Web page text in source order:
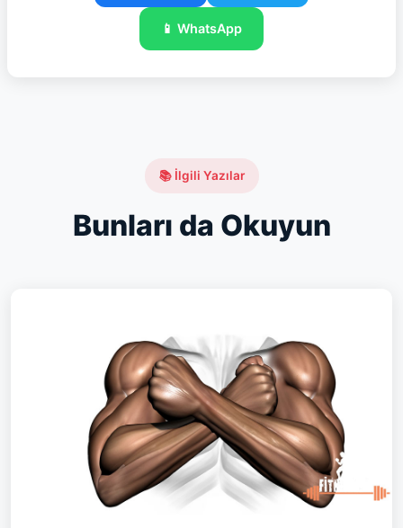
📱 WhatsApp
📚 İlgili Yazılar
Bunları da Okuyun